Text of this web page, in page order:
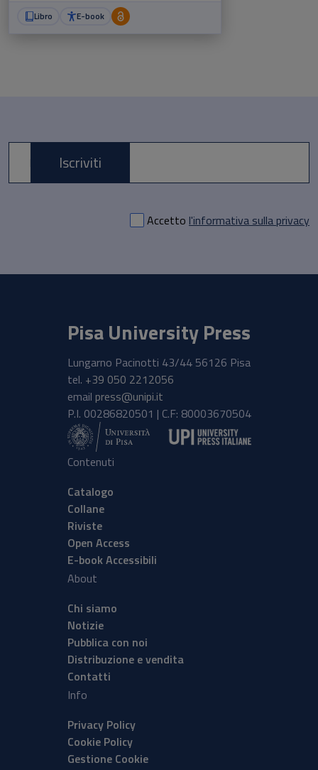
Libro E-book
E-mail *
Accetto l'informativa sulla privacy
Iscriviti
Pisa University Press
Lungarno Pacinotti 43/44 56126 Pisa
tel. +39 050 2212056
email press@unipi.it
P.I. 00286820501 | C.F: 80003670504
Contenuti
Catalogo
Collane
Riviste
Open Access
E-book Accessibili
About
Chi siamo
Notizie
Pubblica con noi
Distribuzione e vendita
Contatti
Info
Privacy Policy
Cookie Policy
Gestione Cookie